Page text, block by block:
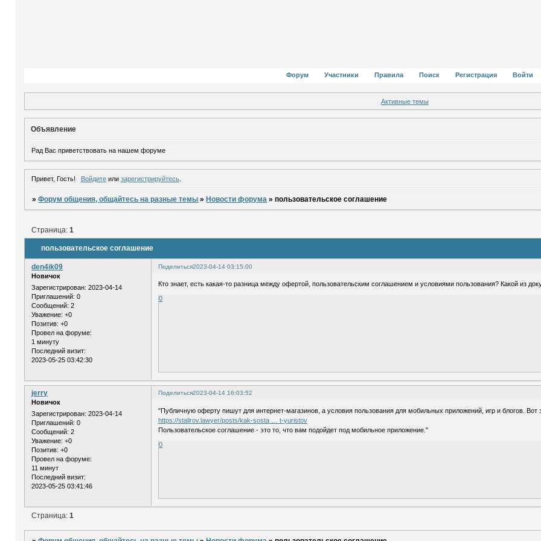
Форум Участники Правила Поиск Регистрация Войти
Активные темы
Объявление
Рад Вас приветствовать на нашем форуме
Привет, Гость! Войдитеили зарегистрируйтесь.
»Форум общения, общайтесь на разные темы »Новости форума »пользовательское соглашение
пользовательское соглашение
Страница:1
Поделиться2023-04-14 03:15:00
den4ik09
Новичок
Зарегистрирован: 2023-04-14
Приглашений: 0
Сообщений: 2
Уважение: +0
Позитив: +0
Провел на форуме:
1 минуту
Последний визит:
2023-05-25 03:42:30
Кто знает, есть какая-то разница между офертой, пользовательским соглашением и условиями пользования? Какой из
0
Поделиться2023-04-14 16:03:52
jerry
Новичок
Зарегистрирован: 2023-04-14
Приглашений: 0
Сообщений: 2
Уважение: +0
Позитив: +0
Провел на форуме:
11 минут
Последний визит:
2023-05-25 03:41:46
"Публичную оферту пишут для интернет-магазинов, а условия пользования для мобильных приложений, игр и блогов. Вот
https://stalirov.lawyer/posts/kak-sosta … t-yuristov
Пользовательское соглашение - это то, что вам подойдет под мобильное приложение."
0
Страница:1